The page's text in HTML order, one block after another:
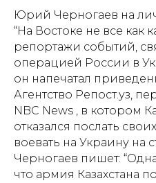
Юрий Черногаев на
“На Востоке не все как
репортажи событий,
операцией России в
он напечатал
Агентство Репост.уз,
NBC News , в котором
отказался послать
воевать на Украину на
Черногаев пишет:
что армия Казахстана